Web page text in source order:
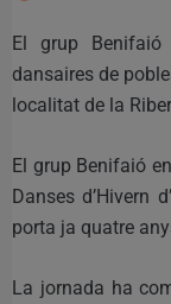
El grup
dansaires de
localitat de la
El grup Benifaió
Danses d’Hivern
porta ja quatre
La jornada ha